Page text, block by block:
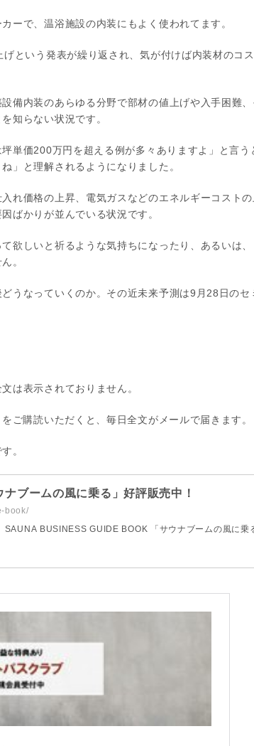
ーで、温浴施設の内装にもよく使われてます。
という発表が繰り返され、気が付けば内装材のコ
備内装のあらゆる分野で部材の値上げや入手困難
知らない状況です。
単価200万円を超える例が多々ありますよ」と言
」と理解されるようになりました。
れ価格の上昇、電気ガスなどのエネルギーコスト
ばかりが並んでいる状況です。
欲しいと祈るような気持ちになったり、あるいは
。
うなっていくのか。その近未来予測は9月28日の
は表示されておりません。
をご購読いただくと、毎日全文がメールで届きます。
。
ブームの風に乗る」好評販売中！
book/
SAUNA BUSINESS GUIDE BOOK 「サウナブームの風に乗